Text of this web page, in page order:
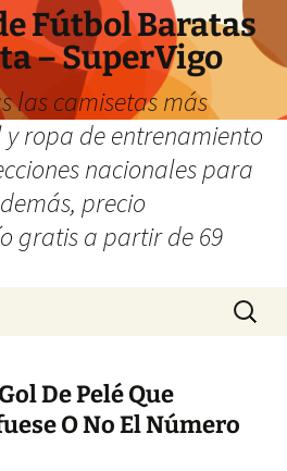
Fútbol Baratas
– SuperVigo
las camisetas más
ropa de entrenamiento
nacionales para
precio
gratis a partir de 69
Buscar:
De Pelé Que
O No El Número